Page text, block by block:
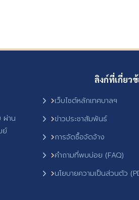
ผ่าน
ย์
ลิงก์ที่เกี่ยว
เว็บไซต์หลักเทศบาลฯ
ข่าวประชาสัมพันธ์
การจัดซื้อจัดจ้าง
คำถามที่พบบ่อย (FAQ)
นโยบายความเป็นส่วนตัว